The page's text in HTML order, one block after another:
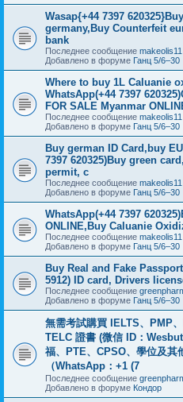
Wasap{+44 7397
germany,Buy Counterfeit
bank
Последнее сообщение makeolis11
Добавлено в форуме Ганц 5/6–30
Where to buy 1L Caluanie
WhatsApp(+44 7397
FOR SALE Myanmar
Последнее сообщение makeolis11
Добавлено в форуме Ганц 5/6–30
Buy german ID Card,buy
7397 620325)Buy green
permit, c
Последнее сообщение makeolis11
Добавлено в форуме Ганц 5/6–30
WhatsApp(+44 7397
ONLINE,Buy Caluanie
Последнее сообщение makeolis11
Добавлено в форуме Ганц 5/6–30
Buy Real and Fake
5912) ID card, Drivers
Последнее сообщение
Добавлено в форуме Ганц 5/6–30
無需考試購買 IELTS、PMP
TELC 證書 (微信 ID：
福、PTE、CPSO、學位及其
（WhatsApp：+1 (7
Последнее сообщение
Добавлено в форуме Кондор